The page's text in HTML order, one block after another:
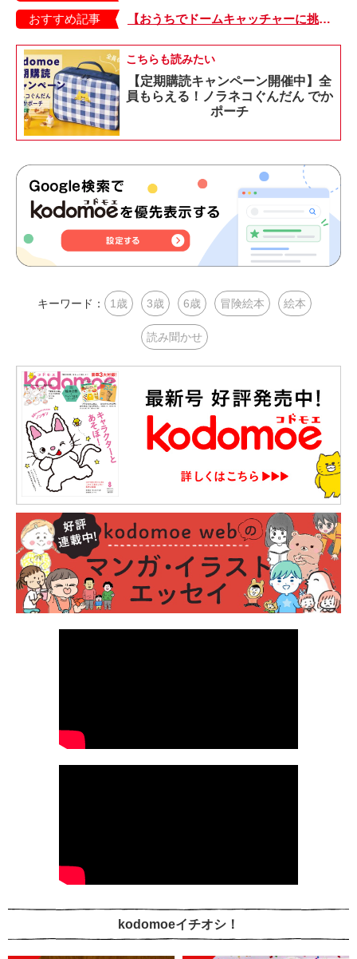
おすすめ記事
【おうちでドームキャッチャーに挑戦だ】アンパンマン わくわくドームキャッチャー
こちらも読みたい
【定期購読キャンペーン開催中】全
員もらえる！ノラネコぐんだん でか
ポーチ
キーワード： 1歳 3歳 6歳 冒険絵本 絵本
読み聞かせ
kodomoeイチオシ！